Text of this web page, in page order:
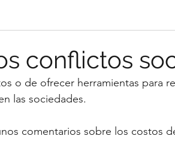
conflictos
o de ofrecer herramientas para
las sociedades.
comentarios sobre los costos